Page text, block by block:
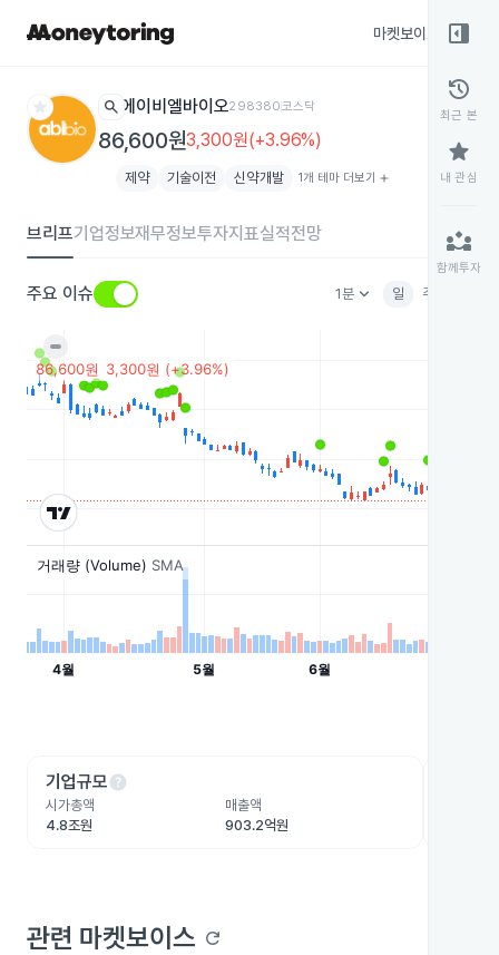
마켓보이스
star search 에이비엘바이오298380코스닥
86,600원3,300원(+3.96%)
제약 기술이전 신약개발 1개 테마 더보기 add
브리프기업정보재무정보투자지표실적전망
주요 이슈 1분keyboard_arrow_down 일 주
기업규모help
시가총액
4.8조원
매출액
903.2억원
관련 마켓보이스 refresh
right_panel_open
history
최근 본
star
내 관심
partner_exchange
함께투자